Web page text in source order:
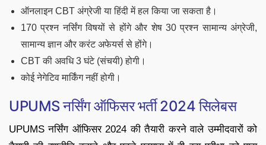
ऑनलाइन CBT अंग्रेजी या हिंदी में हल किया जा सकता है।
170 प्रश्न नर्सिंग विषयों से होंगे और शेष 30 प्रश्न सामान्य अंग्रेजी,
सामान्य ज्ञान और करंट अफेयर्स से होंगे।
CBT की अवधि 3 घंटे (संचयी) होगी।
कोई नेगेटिव मार्किंग नहीं होगी।
UPUMS नर्सिंग ऑफिसर भर्ती 2024 सिलेबस
UPUMS नर्सिंग ऑफिसर 2024 की तैयारी करने वाले उम्मीदवारों को